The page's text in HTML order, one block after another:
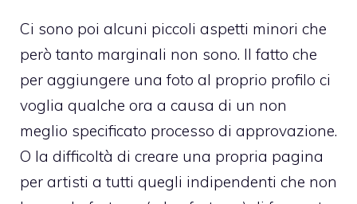
Ci sono poi alcuni piccoli aspetti minori che
però tanto marginali non sono. Il fatto che
per aggiungere una foto al proprio profilo ci
voglia qualche ora a causa di un non
meglio specificato processo di approvazione.
O la difficoltà di creare una propria pagina
per artisti a tutti quegli indipendenti che non